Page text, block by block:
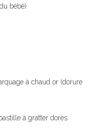
bébé)
à chaud or (dorure
à gratter dorés